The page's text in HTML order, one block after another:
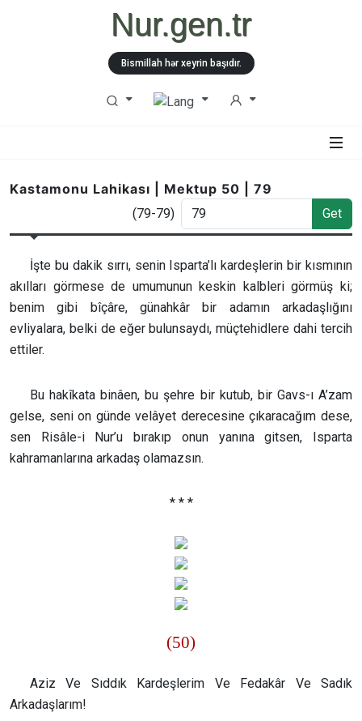
Nur.gen.tr
Bismillah hər xeyrin başıdır.
Kastamonu Lahikası | Mektup 50 | 79
(79-79) Get
İşte bu dakik sırrı, senin Isparta’lı kardeşlerin bir kısmının
akılları görmese de umumunun keskin kalbleri görmüş ki;
benim gibi bîçâre, günahkâr bir adamın arkadaşlığını
evliyalara, belki de eğer bulunsaydı, müçtehidlere dahi tercih
ettiler.
Bu hakîkata binâen, bu şehre bir kutub, bir Gavs-ı A’zam
gelse, seni on günde velâyet derecesine çıkaracağım dese,
sen Risâle-i Nur’u bırakıp onun yanına gitsen, Isparta
kahramanlarına arkadaş olamazsın.
* * *
(50)
Aziz Ve Sıddık Kardeşlerim Ve Fedakâr Ve Sadık
Arkadaşlarım!